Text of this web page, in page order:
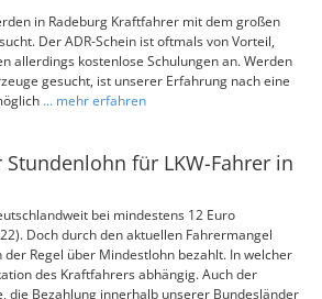
in Radeburg Kraftfahrer mit dem großen
Der ADR-Schein ist oftmals von Vorteil,
allerdings kostenlose Schulungen an. Werden
gesucht, ist unserer Erfahrung nach eine
... mehr erfahren
für LKW-Fahrer in
bei mindestens 12 Euro
Doch durch den aktuellen Fahrermangel
der Regel über Mindestlohn bezahlt. In welcher
des Kraftfahrers abhängig. Auch der
die Bezahlung innerhalb unserer Bundesländer